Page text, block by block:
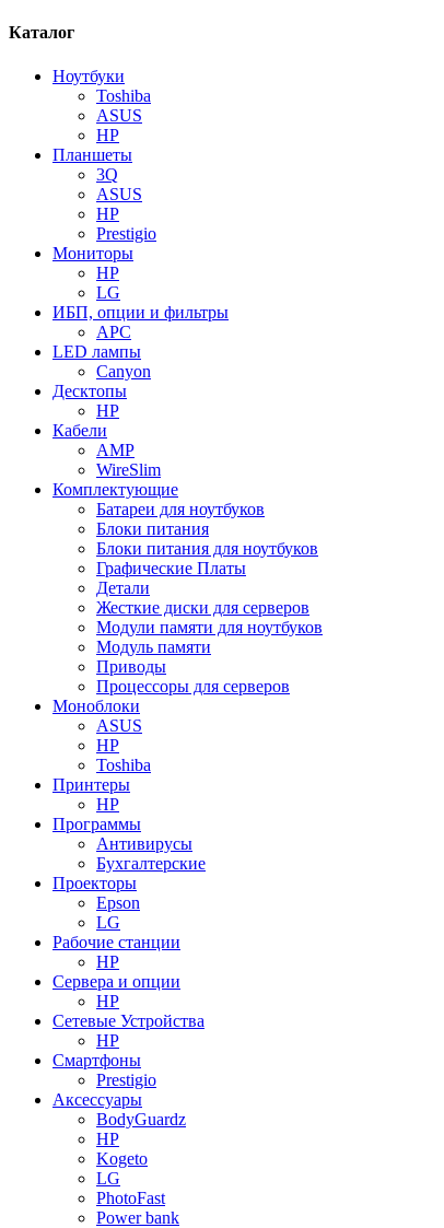
Каталог
Ноутбуки
Toshiba
ASUS
HP
Планшеты
3Q
ASUS
HP
Prestigio
Мониторы
HP
LG
ИБП, опции и фильтры
APC
LED лампы
Canyon
Десктопы
HP
Кабели
AMP
WireSlim
Комплектующие
Батареи для ноутбуков
Блоки питания
Блоки питания для ноутбуков
Графические Платы
Детали
Жесткие диски для серверов
Модули памяти для ноутбуков
Модуль памяти
Приводы
Процессоры для серверов
Моноблоки
ASUS
HP
Toshiba
Принтеры
HP
Программы
Антивирусы
Бухгалтерские
Проекторы
Epson
LG
Рабочие станции
HP
Сервера и опции
HP
Сетевые Устройства
HP
Смартфоны
Prestigio
Аксессуары
BodyGuardz
HP
Kogeto
LG
PhotoFast
Power bank